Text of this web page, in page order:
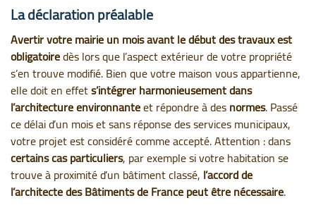
La déclaration préalable
Avertir votre mairie un mois avant le début des travaux est
obligatoiredès lors que l’aspect extérieur de votre propriété
s’en trouve modifié. Bien que votre maison vous appartienne,
elle doit en effets’intégrer harmonieusement dans
l’architecture environnanteet répondre à desnormes. Passé
ce délai d’un mois et sans réponse des services municipaux,
votre projet est considéré comme accepté. Attention : dans
certains cas particuliers, par exemple si votre habitation se
trouve à proximité d’un bâtiment classé, l’accord de
l’architecte des Bâtiments de France peut être nécessaire.